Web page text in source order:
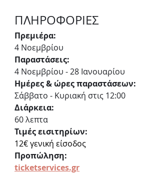
ΠΛΗΡΟΦΟΡΙΕΣ
Πρεμιέρα:
4 Νοεμβρίου
Παραστάσεις:
4 Νοεμβρίου - 28 Ιανουαρίου
Ημέρες & ώρες παραστάσεων:
Σάββατο - Κυριακή στις 12:00
Διάρκεια:
60 λεπτα
Τιμές εισιτηρίων:
12€ γενική είσοδος
Προπώληση:
ticketservices.gr